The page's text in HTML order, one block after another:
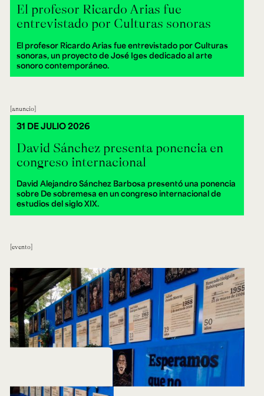
El profesor Ricardo Arias fue
entrevistado por Culturas sonoras
El profesor Ricardo Arias fue entrevistado por Culturas
sonoras, un proyecto de José Iges dedicado al arte
sonoro contemporáneo.
anuncio
David Sánchez presenta ponencia en
congreso internacional
David Alejandro Sánchez Barbosa presentó una ponencia
sobre De sobremesa en un congreso internacional de
estudios del siglo XIX.
31 DE JULIO 2026
evento